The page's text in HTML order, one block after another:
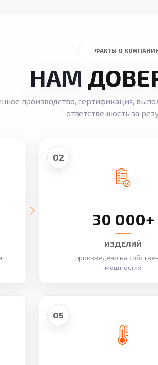
ФАКТЫ О
НАМ
производство, сертификация,
ответственность за
02
30 000+
ИЗДЕЛИЙ
произведено на
мощностях
05